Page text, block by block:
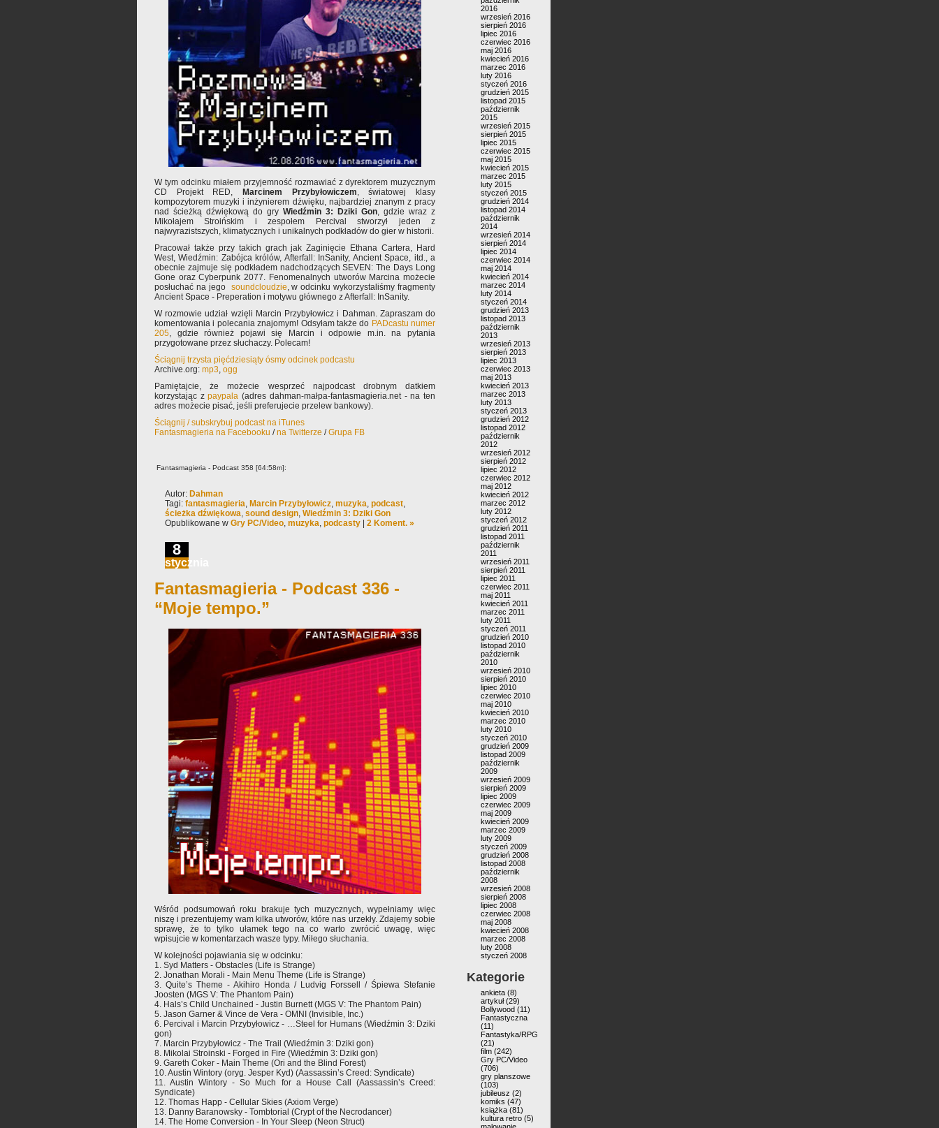
W tym odcinku miałem przyjemność rozmawiać z dyrektorem muzycznym
CD Projekt RED,
Marcinem Przybyłowiczem, światowej klasy
kompozytorem muzyki i inżynierem dźwięku, najbardziej znanym z pracy
nad ścieżką dźwiękową do gry Wiedźmin 3: Dziki Gon, gdzie wraz z
Mikołajem Stroińskim i zespołem Percival stworzył jeden z
najwyrazistszych, klimatycznych i unikalnych podkładów do gier w historii.
Pracował także przy takich grach jak Zaginięcie Ethana Cartera, Hard
West, Wiedźmin: Zabójca królów, Afterfall: InSanity, Ancient Space, itd., a
obecnie zajmuje się podkładem nadchodzących SEVEN: The Days Long
Gone oraz Cyberpunk 2077. Fenomenalnych utworów Marcina możecie
posłuchać na jego soundcloudzie, w odcinku wykorzystaliśmy fragmenty
Ancient Space - Preperation i motywu głównego z Afterfall: InSanity.
W rozmowie udział wzięli Marcin Przybyłowicz i Dahman. Zapraszam do
komentowania i polecania znajomym! Odsyłam także do PADcastu numer
205, gdzie również pojawi się Marcin i odpowie m.in. na pytania
przygotowane przez słuchaczy. Polecam!
Ściągnij trzysta pięćdziesiąty ósmy odcinek podcastu
Archive.org: mp3, ogg
Pamiętajcie, że możecie wesprzeć najpodcast drobnym datkiem
korzystając zpaypala (adres dahman-małpa-fantasmagieria.net - na ten
adres możecie pisać, jeśli preferujecie przelew bankowy).
Ściągnij / subskrybuj podcast na iTunes
Fantasmagieria na Facebooku /na Twitterze /Grupa FB
Fantasmagieria - Podcast 358 [64:58m]:
Autor: Dahman
Tagi: fantasmagieria, Marcin Przybyłowicz, muzyka, podcast,
ścieżka dźwiękowa, sound design, Wiedźmin 3: Dziki Gon
Opublikowane w Gry PC/Video, muzyka, podcasty 2 Koment. »
8
stycznia
Fantasmagieria - Podcast 336 -
“Moje tempo.”
Wśród podsumowań roku brakuje tych muzycznych, wypełniamy więc
niszę i prezentujemy wam kilka utworów, które nas urzekły. Zdajemy sobie
sprawę, że to tylko ułamek tego na co warto zwrócić uwagę, więc
wpisujcie w komentarzach wasze typy. Miłego słuchania.
W kolejności pojawiania się w odcinku:
1. Syd Matters - Obstacles (Life is Strange)
2. Jonathan Morali - Main Menu Theme (Life is Strange)
3. Quite’s Theme - Akihiro Honda / Ludvig Forssell / Śpiewa Stefanie
Joosten (MGS V: The Phantom Pain)
4. Hals’s Child Unchained - Justin Burnett (MGS V: The Phantom Pain)
5. Jason Garner & Vince de Vera - OMNI (Invisible, Inc.)
6. Percival i Marcin Przybyłowicz - …Steel for Humans (Wiedźmin 3: Dziki
gon)
7. Marcin Przybyłowicz - The Trail (Wiedźmin 3: Dziki gon)
8. Mikolai Stroinski - Forged in Fire (Wiedźmin 3: Dziki gon)
9. Gareth Coker - Main Theme (Ori and the Blind Forest)
10. Austin Wintory (oryg. Jesper Kyd) (Aassassin’s Creed: Syndicate)
11. Austin Wintory - So Much for a House Call (Aassassin’s Creed:
Syndicate)
12. Thomas Happ - Cellular Skies (Axiom Verge)
13. Danny Baranowsky - Tombtorial (Crypt of the Necrodancer)
14. The Home Conversion - In Your Sleep (Neon Struct)
2016
wrzesień 2016
sierpień 2016
lipiec 2016
czerwiec 2016
maj 2016
kwiecień 2016
marzec 2016
luty 2016
styczeń 2016
grudzień 2015
listopad 2015
październik
2015
wrzesień 2015
sierpień 2015
lipiec 2015
czerwiec 2015
maj 2015
kwiecień 2015
marzec 2015
luty 2015
styczeń 2015
grudzień 2014
listopad 2014
październik
2014
wrzesień 2014
sierpień 2014
lipiec 2014
czerwiec 2014
maj 2014
kwiecień 2014
marzec 2014
luty 2014
styczeń 2014
grudzień 2013
listopad 2013
październik
2013
wrzesień 2013
sierpień 2013
lipiec 2013
czerwiec 2013
maj 2013
kwiecień 2013
marzec 2013
luty 2013
styczeń 2013
grudzień 2012
listopad 2012
październik
2012
wrzesień 2012
sierpień 2012
lipiec 2012
czerwiec 2012
maj 2012
kwiecień 2012
marzec 2012
luty 2012
styczeń 2012
grudzień 2011
listopad 2011
październik
2011
wrzesień 2011
sierpień 2011
lipiec 2011
czerwiec 2011
maj 2011
kwiecień 2011
marzec 2011
luty 2011
styczeń 2011
grudzień 2010
listopad 2010
październik
2010
wrzesień 2010
sierpień 2010
lipiec 2010
czerwiec 2010
maj 2010
kwiecień 2010
marzec 2010
luty 2010
styczeń 2010
grudzień 2009
listopad 2009
październik
2009
wrzesień 2009
sierpień 2009
lipiec 2009
czerwiec 2009
maj 2009
kwiecień 2009
marzec 2009
luty 2009
styczeń 2009
grudzień 2008
listopad 2008
październik
2008
wrzesień 2008
sierpień 2008
lipiec 2008
czerwiec 2008
maj 2008
kwiecień 2008
marzec 2008
luty 2008
styczeń 2008
Kategorie
ankieta (8)
artykuł(29)
Bollywood (11)
Fantastyczna
(11)
Fantastyka/RPG
(21)
film (242)
Gry PC/Video
(706)
gry planszowe
(103)
jubileusz (2)
komiks (47)
książka (81)
kultura retro (5)